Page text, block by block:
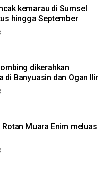
kemarau di Sumsel
hingga September
dikerahkan
di Banyuasin dan Ogan Ilir
Muara Enim meluas